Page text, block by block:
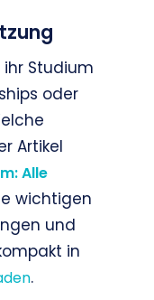
Studium
oder
Artikel
Alle
wichtigen
und
in
.